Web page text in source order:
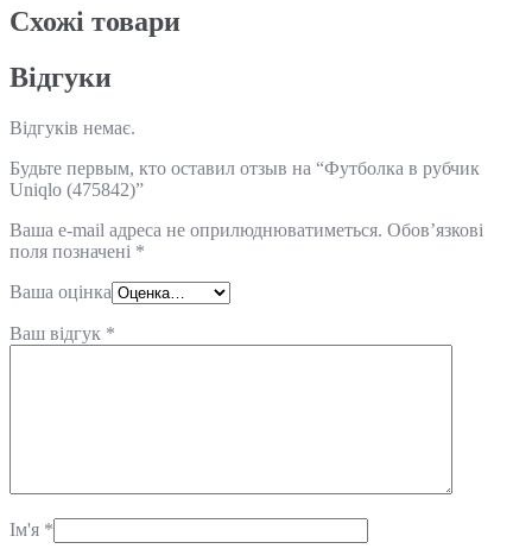
Схожi товари
Відгуки
Відгуків немає.
Будьте первым, кто оставил отзыв на “Футболка в рубчик
Uniqlo (475842)”
Ваша e-mail адреса не оприлюднюватиметься. Обов’язкові
поля позначені *
Ваша оцінка
Ваш відгук *
Ім'я *